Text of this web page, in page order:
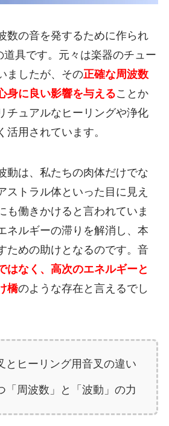
数の音を発するために作られ
道具です。元々は楽器のチュー
ましたが、その正確な周波数
身に良い影響を与えることか
チュアルなヒーリングや浄化
活用されています。
動は、私たちの肉体だけでな
ストラル体といった目に見え
も働きかけると言われていま
ネルギーの滞りを解消し、本
ための助けとなるのです。音
はなく、高次のエネルギーと
橋のような存在と言えるでし
とヒーリング用音叉の違い
「周波数」と「波動」の力